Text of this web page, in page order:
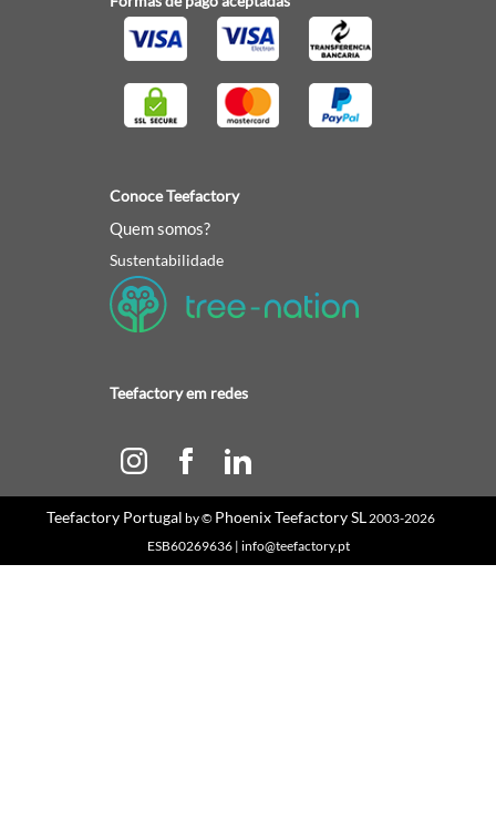
Conoce Teefactory
Quem somos?
Sustentabilidade
Teefactory em redes
Teefactory Portugal by © Phoenix Teefactory SL2003-2026
ESB60269636 | info@teefactory.pt